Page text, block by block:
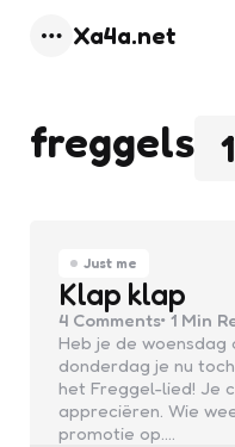
Xa4a.net
1
freggels
Just me
Klap klap
4 Comments 1 Min
Heb je de
donderdag je nu
het Freggel-lied! Je
appreciëren. Wie
promotie op.…